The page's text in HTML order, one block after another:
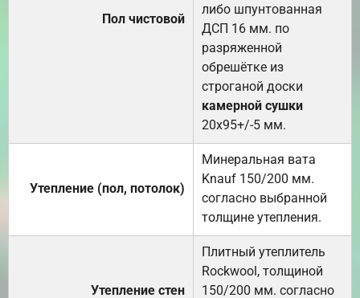
Пол чистовой
либо шпунтованная
ДСП 16 мм. по
разряженной
обрешётке из
строганой доски
камерной сушки
20х95+/-5 мм.
Утепление (пол, потолок)
Минеральная вата
Knauf 150/200 мм.
согласно выбранной
толщине утепления.
Утепление стен
Плитный утеплитель
Rockwool, толщиной
150/200 мм. согласно